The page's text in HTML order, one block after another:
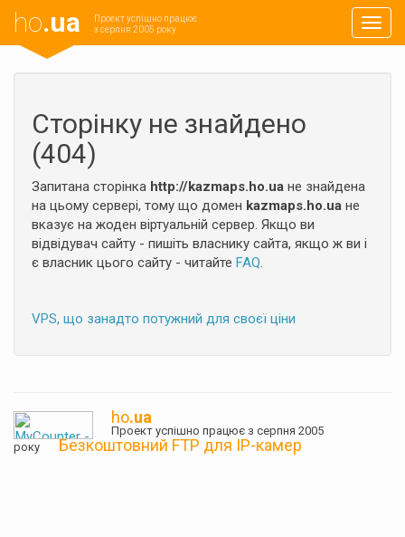
ho.ua
Проект успішно працює
з серпня 2005 року
Сторінку не знайдено
(404)
Запитана сторінка http://kazmaps.ho.ua не знайдена
на цьому сервері, тому що домен kazmaps.ho.ua не
вказує на жоден віртуальній сервер. Якщо ви
відвідувач сайту - пишіть власнику сайта, якщо ж ви і
є власник цього сайту - читайте FAQ.
VPS, що занадто потужний для своєї ціни
ho.ua
Проект успішно працює з серпня 2005
року Безкоштовний FTP для IP-камер